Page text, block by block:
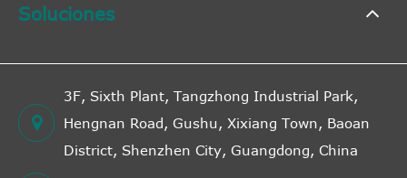
Soluciones
3F, Sixth Plant, Tangzhong Industrial Park,
Hengnan Road, Gushu, Xixiang Town, Baoan
District, Shenzhen City, Guangdong, China